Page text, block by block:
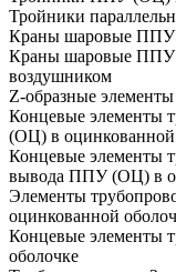
Тройники
Краны шаровые ППУ
Краны шаровые ППУ
воздушником
Z-образные
Концевые элементы
(ОЦ) в оцинкованной
Концевые элементы
вывода ППУ (ОЦ) в
Элементы
оцинкованной
Концевые элементы
оболочке